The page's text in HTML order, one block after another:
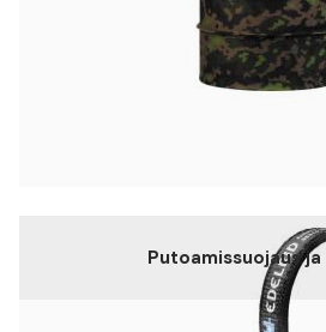
Putoamissuojaus